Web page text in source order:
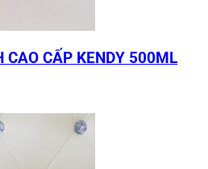
CAO CẤP KENDY 500ML